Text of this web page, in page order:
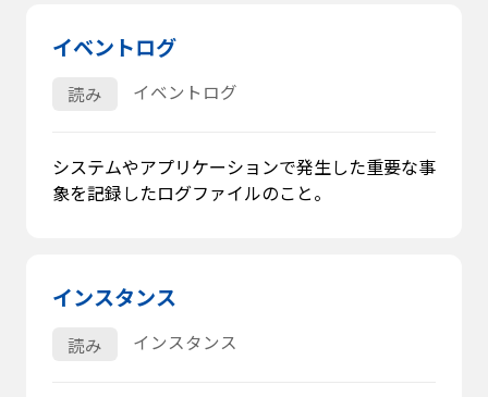
イベントログ
読み イベントログ
システムやアプリケーションで発生した重要な事
象を記録したログファイルのこと。
インスタンス
読み インスタンス